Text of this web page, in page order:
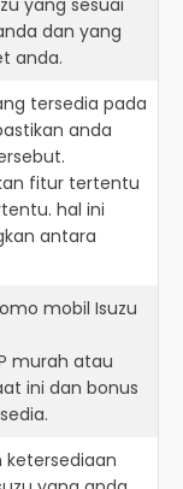
yang sesuai
dan yang
anda.
tersedia pada
anda
fitur tertentu
hal ini
antara
mobil Isuzu
murah atau
ini dan bonus